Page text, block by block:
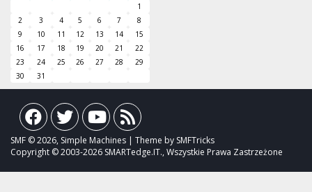
1
2
3 4 5 6 7
8
9
10 11 12 13 14
15
16
17 18 19 20 21
22
23
24 25 26 27 28
29
30
31
SMF © 2026, Simple Machines | Theme by SMFTricks
Copyright © 2003-2026 SMARTedge.IT., Wszystkie Prawa Zastrzeżone